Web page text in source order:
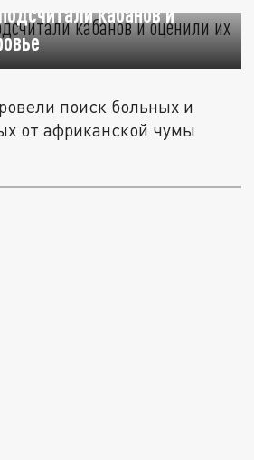
кабанов и
поиск больных и
от африканской чумы